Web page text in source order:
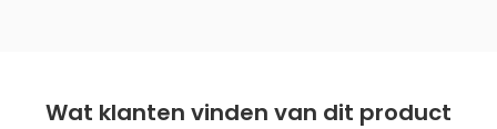
Wat klanten vinden van dit product